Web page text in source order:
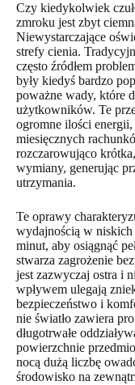
Czy kiedykolwiek
zmroku jest zbyt
Niewystarczające
strefy cienia.
często źródłem
były kiedyś bardzo
poważne wady, które
użytkowników. Te
ogromne ilości
miesięcznych
rozczarowująco
wymiany, generując
utrzymania.
Te oprawy
wydajnością w niskich
minut, aby osiągnąć
stwarza zagrożenie
jest zazwyczaj ostra i
wpływem ulegają
bezpieczeństwo i
nie światło zawiera
długotrwałe
powierzchnie
nocą dużą liczbę
środowisko na